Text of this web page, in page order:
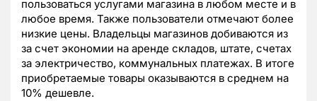
пользоваться услугами магазина в любом месте и в
любое время. Также пользователи отмечают более
низкие цены. Владельцы магазинов добиваются из
за счет экономии на аренде складов, штате, счетах
за электричество, коммунальных платежах. В итоге
приобретаемые товары оказываются в среднем на
10% дешевле.